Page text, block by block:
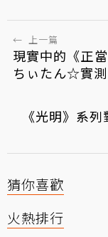
← 上一篇
現實中的《正
ちぃたん☆實測
《光明》系
猜你喜歡
火熱排行